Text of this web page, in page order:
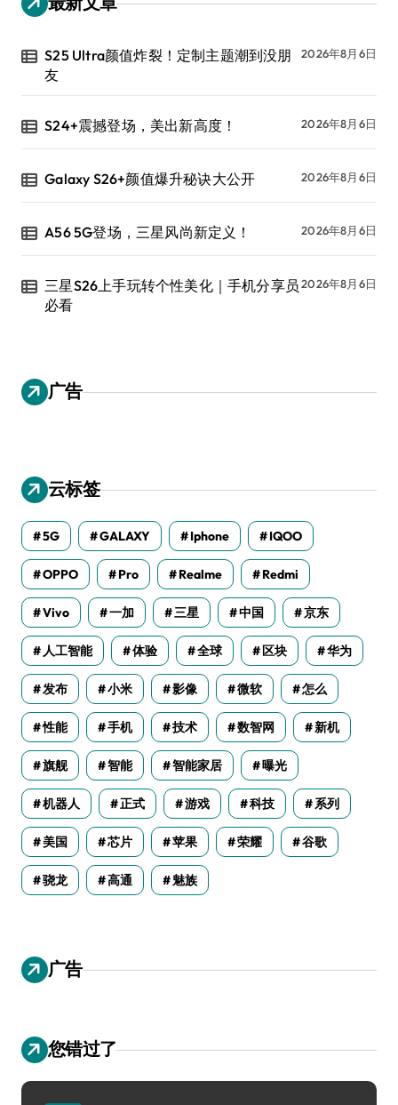
S25 Ultra颜值炸裂！定制主题潮到没朋
友
2026年8月6日
S24+震撼登场，美出新高度！ 2026年8月6日
Galaxy S26+颜值爆升秘诀大公开 2026年8月6日
A56 5G登场，三星风尚新定义！ 2026年8月6日
三星S26上手玩转个性美化｜手机分享员
必看
2026年8月6日
广告
云标签
5G GALAXY Iphone IQOO
OPPO Pro Realme Redmi
Vivo 一加 三星 中国 京东
人工智能 体验 全球 区块 华为
发布 小米 影像 微软 怎么
性能 手机 技术 数智网 新机
旗舰 智能 智能家居 曝光
机器人 正式 游戏 科技 系列
美国 芯片 苹果 荣耀 谷歌
骁龙 高通 魅族
广告
您错过了